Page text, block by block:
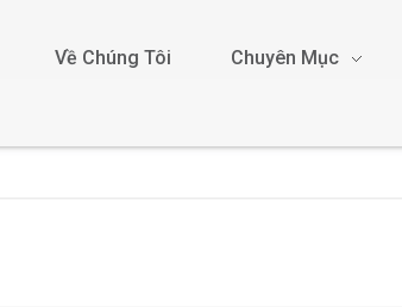
Về Chúng Tôi Chuyên Mục